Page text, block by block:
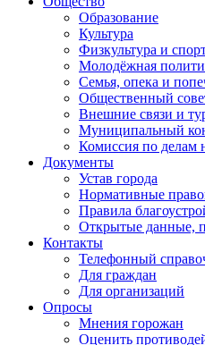
Образование
Культура
Физкультура и
Молодёжная
Семья, опека и
Общественный
Внешние связи и
Муниципальный
Комиссия по делам
Документы
Устав города
Нормативные
Правила
Открытые данные,
Контакты
Телефонный
Для граждан
Для организаций
Опросы
Мнения горожан
Оценить